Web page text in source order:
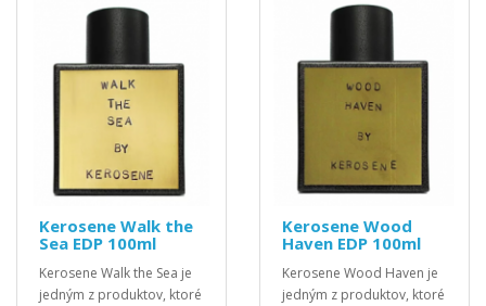
Kerosene Walk the
Sea EDP 100ml
Kerosene Walk the Sea je
jedným z produktov, ktoré
Kerosene Wood
Haven EDP 100ml
Kerosene Wood Haven je
jedným z produktov, ktoré